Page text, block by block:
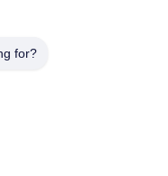
NM360 für die
for?